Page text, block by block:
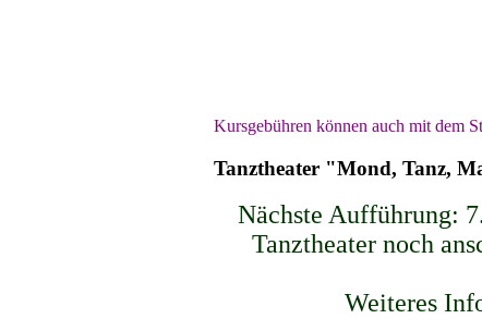
Kursgebühren können auch mit dem
Tanztheater "Mond, Tanz,
Nächste Aufführung:
Tanztheater noch
Weiteres